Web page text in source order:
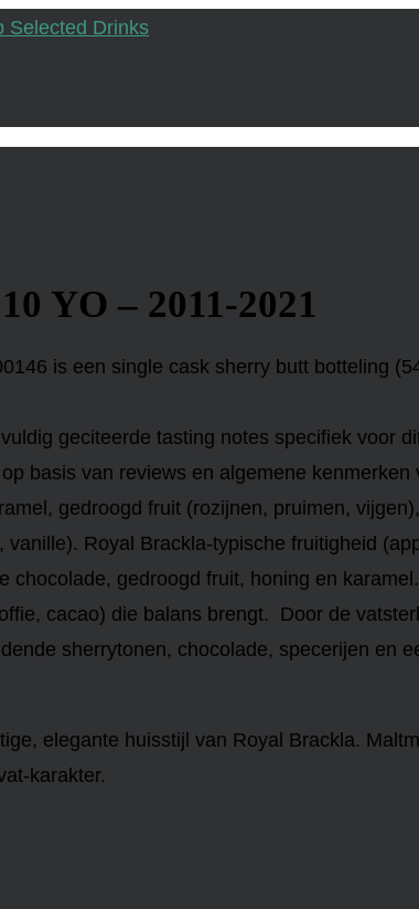
YO – 2011-2021
is een single cask sherry butt botteling
geciteerde tasting notes specifiek voor
basis van reviews en algemene
gedroogd fruit (rozijnen, pruimen,
vanille). Royal Brackla-typische fruitigheid
chocolade, gedroogd fruit, honing en karamel.
cacao) die balans brengt. Door de
sherrytonen, chocolade, specerijen en
elegante huisstijl van Royal Brackla.
karakter.